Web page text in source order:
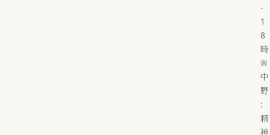
-
1
8
時
※
中
野
:
精
神